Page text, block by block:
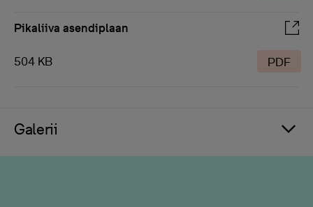
Pikaliiva asendiplaan
504 KB PDF
Galerii